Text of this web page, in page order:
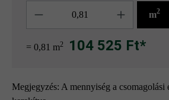
m2
= 0,81 m2 104 525 Ft*
Megjegyzés: A mennyiség a csomagolási